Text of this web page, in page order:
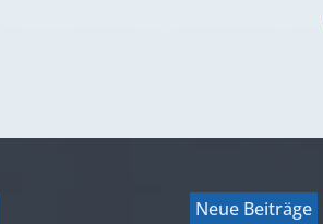
Neue Beiträge